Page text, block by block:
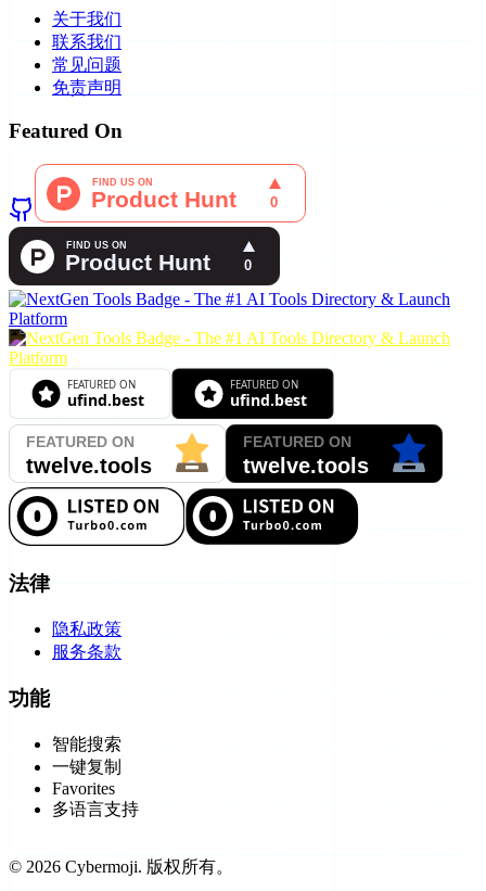
关于我们
联系我们
常见问题
免责声明
Featured On
法律
隐私政策
服务条款
功能
智能搜索
一键复制
Favorites
多语言支持
© 2026 Cybermoji. 版权所有。